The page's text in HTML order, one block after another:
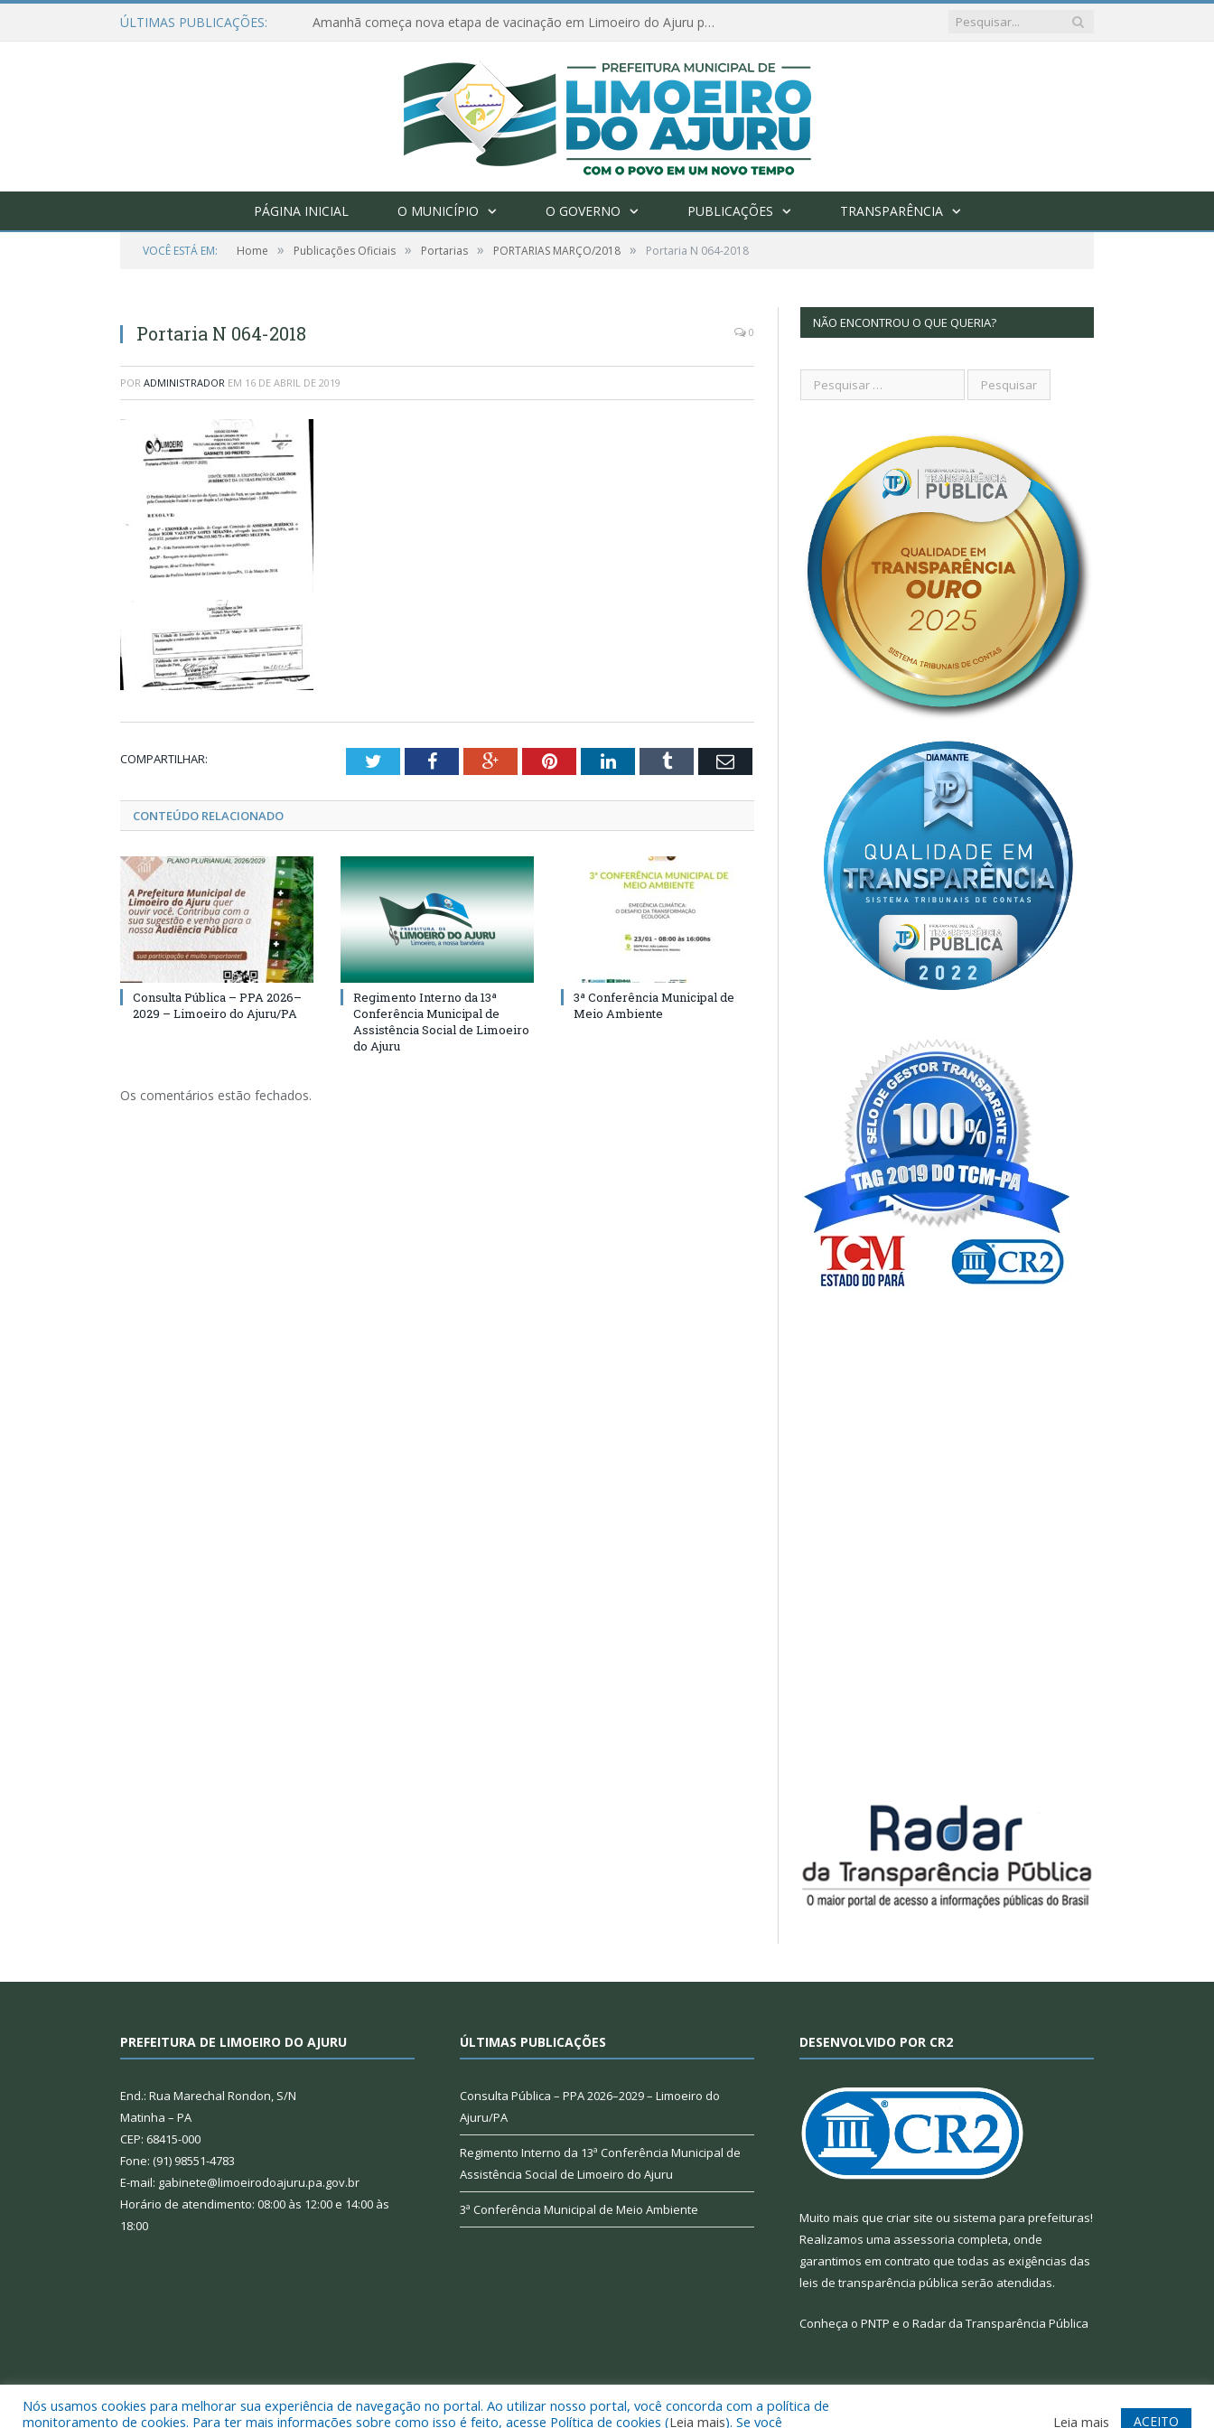
ÚLTIMAS PUBLICAÇÕES: Amanhã começa nova etapa de vacinação em Limoeiro do Ajuru para idosos com 65 ou mais
PÁGINA INICIAL O MUNICÍPIO O GOVERNO PUBLICAÇÕES TRANSPARÊNCIA
VOCÊ ESTÁ EM: Home » Publicações Oficiais » Portarias » PORTARIAS MARÇO/2018 » Portaria N 064-2018
Portaria N 064-2018 0
POR ADMINISTRADOR EM 16 DE ABRIL DE 2019
COMPARTILHAR: TwitterFacebookGoogle+PinterestLinkedInTumblr Email
CONTEÚDO RELACIONADO
Consulta Pública – PPA 2026–
2029 – Limoeiro do Ajuru/PA
Regimento Interno da 13ª
Conferência Municipal de
Assistência Social de Limoeiro
do Ajuru
3ª Conferência Municipal de
Meio Ambiente
Os comentários estão fechados.
NÃO ENCONTROU O QUE QUERIA?
PREFEITURA DE LIMOEIRO DO AJURU
End.: Rua Marechal Rondon, S/N
Matinha – PA
CEP: 68415-000
Fone: (91) 98551-4783
E-mail: gabinete@limoeirodoajuru.pa.gov.br
Horário de atendimento: 08:00 às 12:00 e 14:00 às
18:00
ÚLTIMAS PUBLICAÇÕES
Consulta Pública – PPA 2026–2029 – Limoeiro do
Ajuru/PA
Regimento Interno da 13ª Conferência Municipal de
Assistência Social de Limoeiro do Ajuru
3ª Conferência Municipal de Meio Ambiente
DESENVOLVIDO POR CR2
Muito mais que criar site ou sistema para prefeituras!
Realizamos uma assessoria completa, onde
garantimos em contrato que todas as exigências das
leis de transparência pública serão atendidas.
Conheça o PNTP e o Radar da Transparência Pública
Todos os direitos reservados a Prefeitura Municipal de Limoeiro do Ajuru. Mapa do Site Acessar Webmail
Nós usamos cookies para melhorar sua experiência de navegação no portal. Ao utilizar nosso portal, você concorda com a política de
monitoramento de cookies. Para ter mais informações sobre como isso é feito, acesse Política de cookies (Leia mais). Se você Leia mais ACEITO